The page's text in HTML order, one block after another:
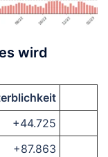
wird
+44.725
+87.863